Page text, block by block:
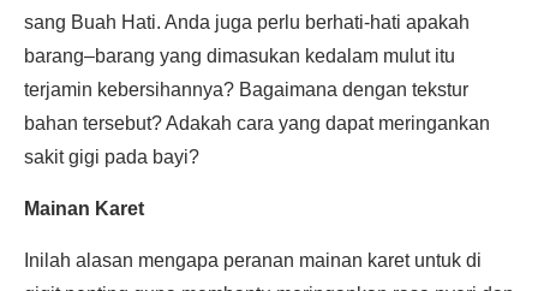
sang Buah Hati. Anda juga perlu berhati-hati apakah
barang–barang yang dimasukan kedalam mulut itu
terjamin kebersihannya? Bagaimana dengan tekstur
bahan tersebut? Adakah cara yang dapat meringankan
sakit gigi pada bayi?
Mainan Karet
Inilah alasan mengapa peranan mainan karet untuk di